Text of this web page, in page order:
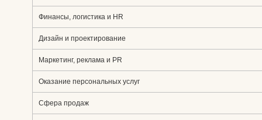
Финансы, логистика и HR
Дизайн и проектирование
Маркетинг, реклама и PR
Оказание персональных услуг
Сфера продаж